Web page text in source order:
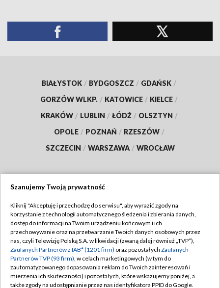
BIAŁYSTOK / BYDGOSZCZ / GDAŃSK /
GORZÓW WLKP. / KATOWICE / KIELCE /
KRAKÓW / LUBLIN / ŁÓDŹ / OLSZTYN /
OPOLE / POZNAŃ / RZESZÓW /
SZCZECIN / WARSZAWA / WROCŁAW
TVP
Abonament TVP
Emisja w TVP
Centrum informacji TVP
Naziemna Telewizja Cyfrowa
Regulamin TVP
Polityka prywatności
Moje zgody
Pomoc
Szanujemy Twoją prywatność
Kliknij "Akceptuję i przechodzę do serwisu", aby wyrazić zgody na
korzystanie z technologii automatycznego śledzenia i zbierania danych,
dostęp do informacji na Twoim urządzeniu końcowym i ich
przechowywanie oraz na przetwarzanie Twoich danych osobowych przez
nas, czyli Telewizję Polską S.A. w likwidacji (zwaną dalej również „TVP”),
Zaufanych Partnerów z IAB* (1201 firm) oraz pozostałych Zaufanych
Partnerów TVP (93 firm), w celach marketingowych (w tym do
zautomatyzowanego dopasowania reklam do Twoich zainteresowań i
mierzenia ich skuteczności) i pozostałych, które wskazujemy poniżej, a
także zgody na udostępnianie przez nas identyfikatora PPID do Google.